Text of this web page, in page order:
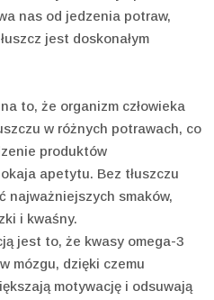
nas od jedzenia potraw,
jest doskonałym
to, że organizm człowieka
w różnych potrawach, co
produktów
apetytu. Bez tłuszczu
najważniejszych smaków,
i kwaśny.
jest to, że kwasy omega-3
mózgu, dzięki czemu
motywację i odsuwają